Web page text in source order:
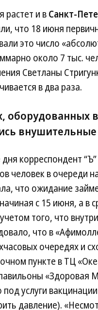
растет и вСанкт-
что 18 июня
это число
около 7 тыс.
Светланы
в два раза.
оборудованных
корреспондент
человек в очереди
что ожидание
с 15 июня, а в
того, что
что в
очередях и
пункте в ТЦ
«Здоровая
услуги
давление).